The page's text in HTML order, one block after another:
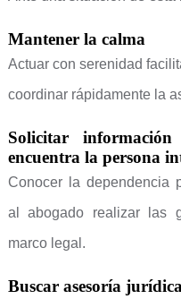
Mantener la calma
Actuar con serenidad
coordinar rápidamente la
Solicitar
encuentra la persona
Conocer la dependencia
al abogado realizar las
marco legal.
Buscar asesoría